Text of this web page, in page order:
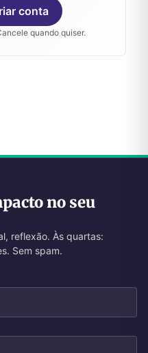
conta
quando quiser.
no seu
reflexão. Às quartas:
Sem spam.